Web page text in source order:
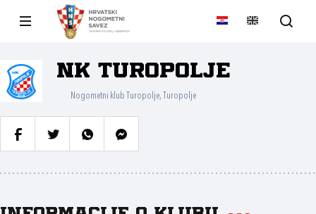
NK Turopolje
Nogometni klub Turopolje, Turopolje